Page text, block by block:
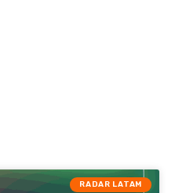
RADAR LATAM